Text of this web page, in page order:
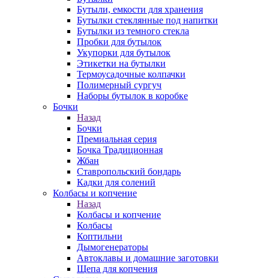
Бутыли, емкости для хранения
Бутылки стеклянные под напитки
Бутылки из темного стекла
Пробки для бутылок
Укупорки для бутылок
Этикетки на бутылки
Термоусадочные колпачки
Полимерный сургуч
Наборы бутылок в коробке
Бочки
Назад
Бочки
Премиальная серия
Бочка Традиционная
Жбан
Ставропольский бондарь
Кадки для солений
Колбасы и копчение
Назад
Колбасы и копчение
Колбасы
Коптильни
Дымогенераторы
Автоклавы и домашние заготовки
Щепа для копчения